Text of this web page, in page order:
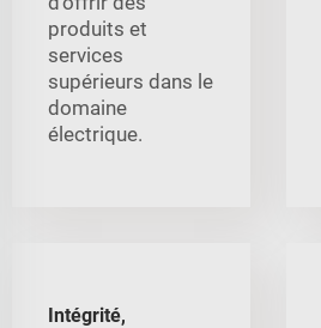
produits et
services
supérieurs dans le
domaine
électrique.
Intégrité,